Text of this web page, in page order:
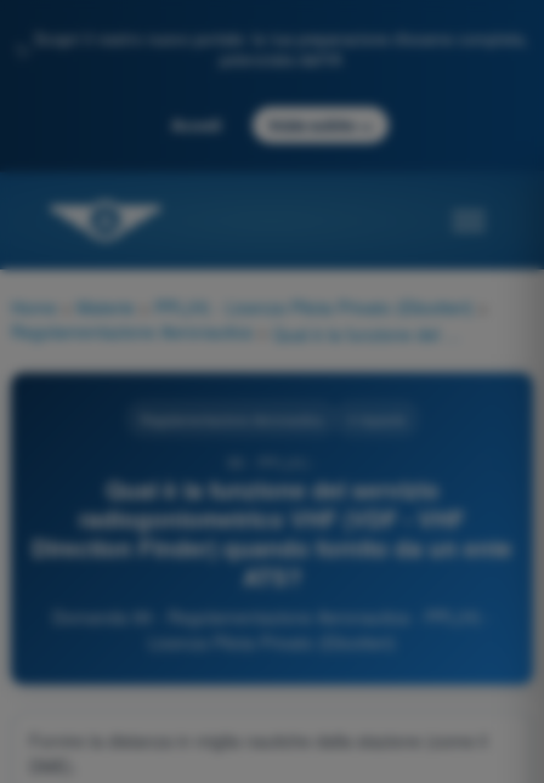
Scopri il nostro nuovo portale: la tua preparazione d'esame completa,
Accedi Inizia subito
Home Materie PPL(H) - Licenza Pilota Privato (Elicotteri)
Regolamentazione Aeronautica
Qual è la funzione del servizio
radiogoniometrico VHF (VDF - VHF
Direction Finder) quando fornito da un ente
ATS?
Domanda 99 - Regolamentazione Aeronautica - PPL(H) -